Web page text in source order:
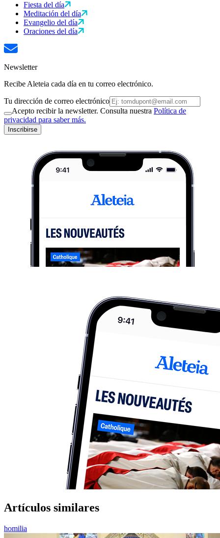
Fiesta del día
Meditación del día
Evangelio del día
Oraciones del día
Newsletter
Recibe Aleteia cada día en tu correo electrónico.
Tu dirección de correo electrónico
Acepto recibir la newsletter. Consulta nuestra Política de
privacidad para saber más.
Inscribirse
Artículos similares
homilia